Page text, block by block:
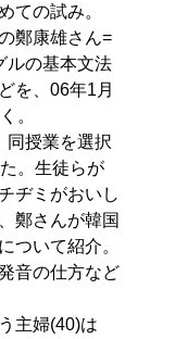
ての試み。
鄭康雄さん=
ルの基本文法
を、06年1月
。
授業を選択
。生徒らが
ヂミがおいし
鄭さんが韓国
ついて紹介。
音の仕方など
主婦(40)は